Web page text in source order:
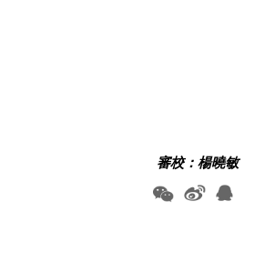
審校：楊曉敏